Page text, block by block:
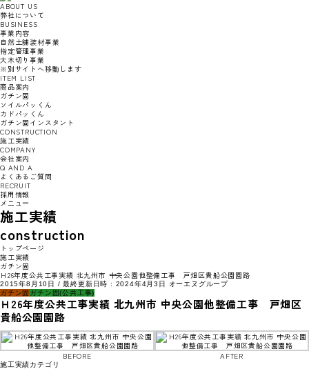
ABOUT US
弊社について
BUSINESS
事業内容
自然土舗装材事業
指定管理事業
大木切り事業
※別サイトへ移動します
ITEM LIST
商品案内
ガチン固
ソイルパッくん
カドパッくん
ガチン固インスタント
CONSTRUCTION
施工実績
COMPANY
会社案内
Q AND A
よくあるご質問
RECRUIT
採用情報
メニュー
施工実績
construction
トップページ
施工実績
ガチン固
Ｈ26年度公共工事実績 北九州市 中央公園他整備工事 戸畑区貴船公園園路
2015年8月10日 / 最終更新日時 : 2024年4月3日
オーエヌグループ
ガチン固 ガチン固(公共工事)
Ｈ26年度公共工事実績 北九州市 中央公園他整備工事 戸畑区
貴船公園園路
BEFORE AFTER
施工実績カテゴリ